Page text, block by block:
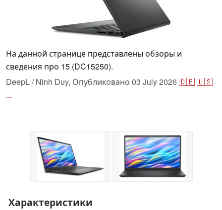
На данной странице представлены обзоры и
сведения про 15 (DC15250).
DeepL / Ninh Duy, Опубликовано 03 July 2026🇩🇪🇺🇸
...
Характеристики